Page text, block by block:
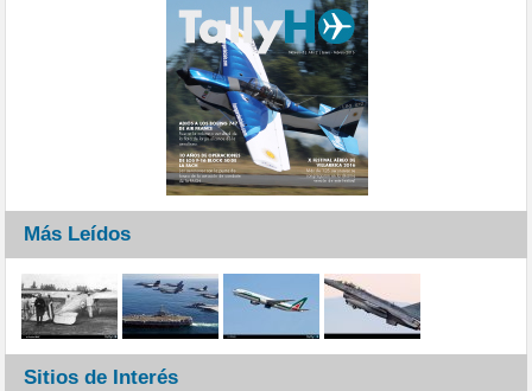
Más Leídos
Sitios de Interés